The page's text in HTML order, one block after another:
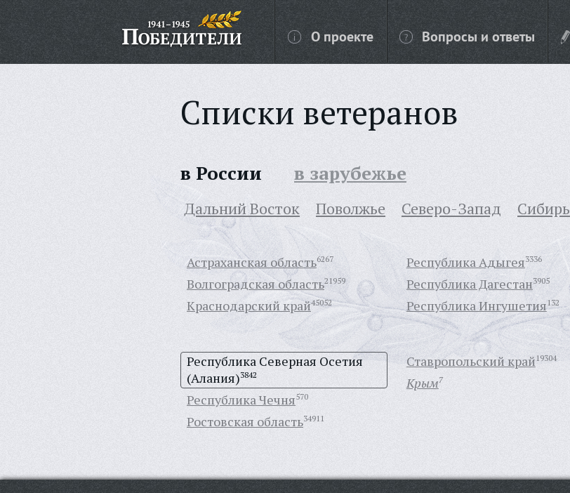
О проекте Вопросы и ответы
Списки ветеранов
в России в зарубежье
Дальний Восток Поволжье Северо-Запад Сибирь
Астраханская область6267
Волгоградская область21959
Краснодарский край45052
Республика Адыгея3336
Республика Дагестан3905
Республика Ингушетия132
Республика Северная Осетия
(Алания)3842
Республика Чечня570
Ростовская область34911
Ставропольский край 19304
Крым7